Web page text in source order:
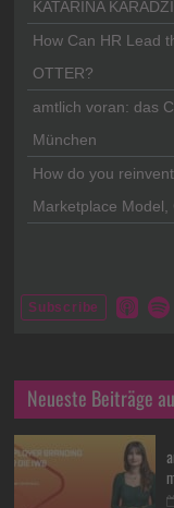
Neueste Beiträge